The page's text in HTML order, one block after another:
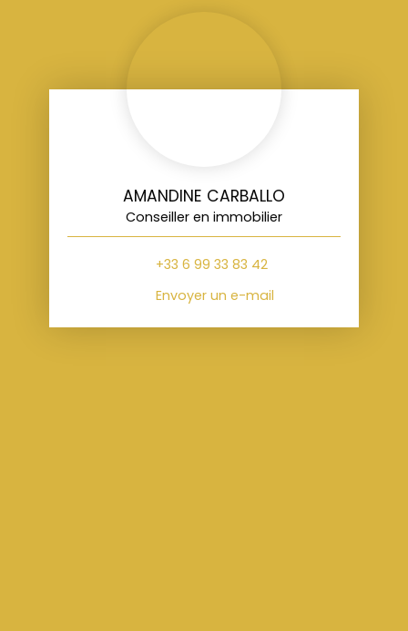
AMANDINE CARBALLO
Conseiller en immobilier
+33 6 99 33 83 42
Envoyer un e-mail